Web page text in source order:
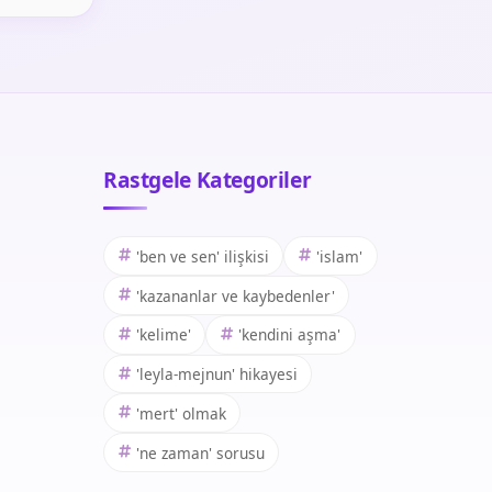
Rastgele Kategoriler
'ben ve sen' ilişkisi
'islam'
'kazananlar ve kaybedenler'
'kelime'
'kendini aşma'
'leyla-mejnun' hikayesi
'mert' olmak
'ne zaman' sorusu